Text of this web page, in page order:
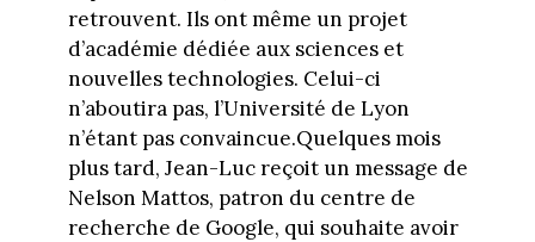
retrouvent. Ils ont même un projet
d’académie dédiée aux sciences et
nouvelles technologies. Celui-ci
n’aboutira pas, l’Université de Lyon
n’étant pas convaincue.Quelques mois
plus tard, Jean-Luc reçoit un message de
Nelson Mattos, patron du centre de
recherche de Google, qui souhaite avoir